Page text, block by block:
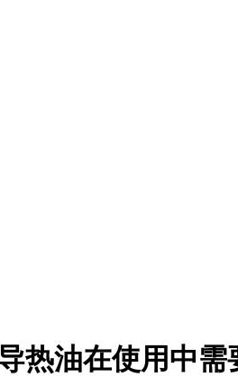
热油在使用中需